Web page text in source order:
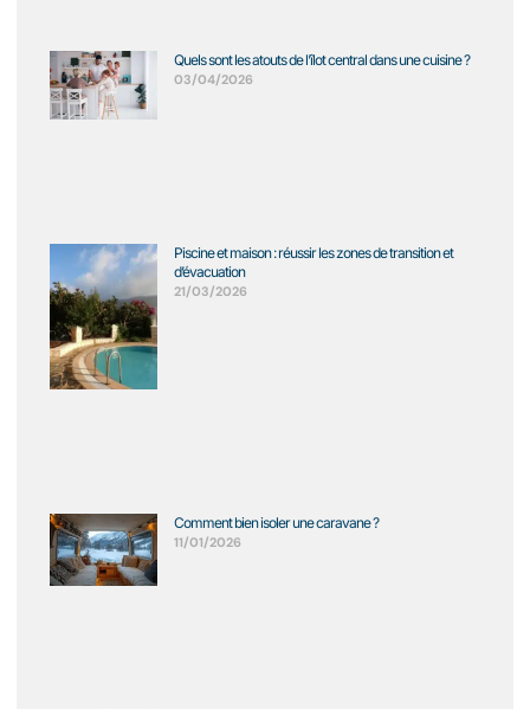
Quels sont les atouts de l’îlot central dans une cuisine ?
03/04/2026
Piscine et maison : réussir les zones de transition et
d’évacuation
21/03/2026
Comment bien isoler une caravane ?
11/01/2026